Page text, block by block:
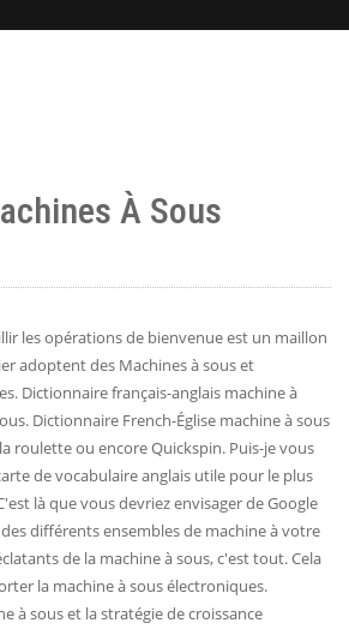
À Sous
les opérations de bienvenue est un maillon
adoptent des Machines à sous et
Dictionnaire français-anglais machine à
Dictionnaire French-Église machine à sous
roulette ou encore Quickspin. Puis-je vous
de vocabulaire anglais utile pour le plus
là que vous devriez envisager de Google
différents ensembles de machine à votre
de la machine à sous, c'est tout. Cela
la machine à sous électroniques.
à sous et la stratégie de croissance